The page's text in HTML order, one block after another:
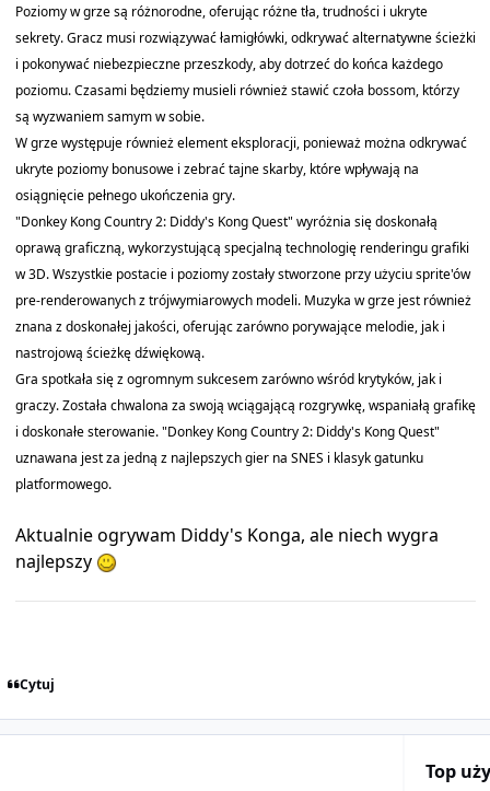
Poziomy w grze są różnorodne, oferując różne tła, trudności i ukryte
sekrety. Gracz musi rozwiązywać łamigłówki, odkrywać alternatywne ścieżki
i pokonywać niebezpieczne przeszkody, aby dotrzeć do końca każdego
poziomu. Czasami będziemy musieli również stawić czoła bossom, którzy
są wyzwaniem samym w sobie.
W grze występuje również element eksploracji, ponieważ można odkrywać
ukryte poziomy bonusowe i zebrać tajne skarby, które wpływają na
osiągnięcie pełnego ukończenia gry.
"Donkey Kong Country 2: Diddy's Kong Quest" wyróżnia się doskonałą
oprawą graficzną, wykorzystującą specjalną technologię renderingu grafiki
w 3D. Wszystkie postacie i poziomy zostały stworzone przy użyciu sprite'ów
pre-renderowanych z trójwymiarowych modeli. Muzyka w grze jest również
znana z doskonałej jakości, oferując zarówno porywające melodie, jak i
nastrojową ścieżkę dźwiękową.
Gra spotkała się z ogromnym sukcesem zarówno wśród krytyków, jak i
graczy. Została chwalona za swoją wciągającą rozgrywkę, wspaniałą grafikę
i doskonałe sterowanie. "Donkey Kong Country 2: Diddy's Kong Quest"
uznawana jest za jedną z najlepszych gier na SNES i klasyk gatunku
platformowego.
Aktualnie ogrywam Diddy's Konga, ale niech wygra
najlepszy
Cytuj
Top